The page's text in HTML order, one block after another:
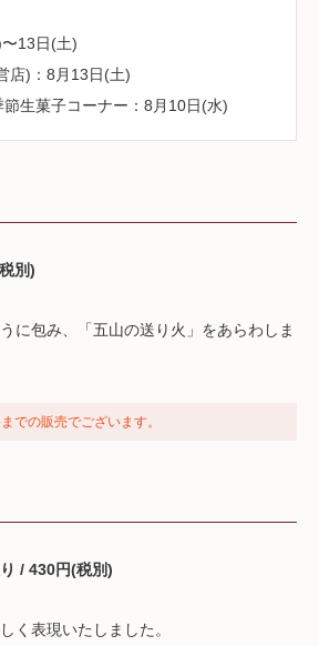
13日(土)
店)：8月13日(土)
生菓子コーナー：8月10日(水)
別)
に包み、「五山の送り火」をあらわしま
での販売でございます。
/ 430円(税別)
く表現いたしました。